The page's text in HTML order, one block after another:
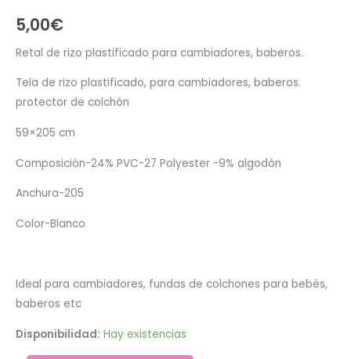
5,00€
Retal de rizo plastificado para cambiadores, baberos.
Tela de rizo plastificado, para cambiadores, baberos.
protector de colchón
59×205 cm
Composición-24% PVC-27 Polyester -9% algodón
Anchura-205
Color-Blanco
Ideal para cambiadores, fundas de colchones para bebés,
baberos etc
Disponibilidad: Hay existencias